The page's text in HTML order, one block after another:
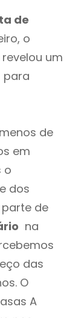
de
o
um
para
de
em
o
dos
de
na
das
O
A